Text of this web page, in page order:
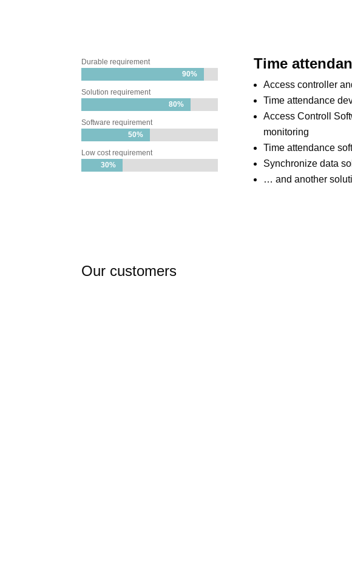
Durable requirement
90%
90%
Solution requirement
80%
80%
Software requirement
50%
50%
Low cost requirement
30%
30%
Time
Access controller
Time attendance
Access Controll
monitoring
Time attendance
Synchronize data
… and another
Our customers